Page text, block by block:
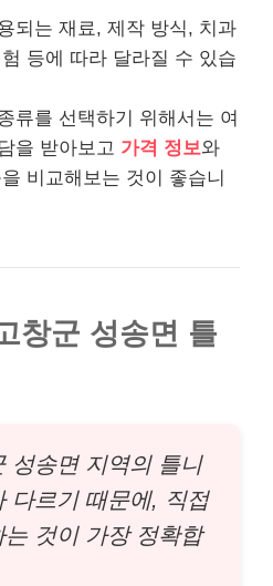
되는 재료, 제작 방식, 치과
등에 따라 달라질 수 있습
류를 선택하기 위해서는 여
을 받아보고 가격 정보와
비교해보는 것이 좋습니
창군 성송면 틀
성송면 지역의 틀니
다르기 때문에, 직접
것이 가장 정확합